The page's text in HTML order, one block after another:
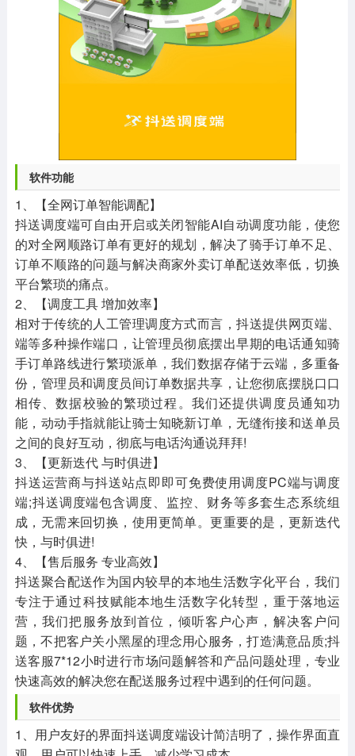
软件功能
1、【全网订单智能调配】
抖送调度端可自由开启或关闭智能AI自动调度功能，使您
的对全网顺路订单有更好的规划，解决了骑手订单不足、
订单不顺路的问题与解决商家外卖订单配送效率低，切换
平台繁琐的痛点。
2、【调度工具 增加效率】
相对于传统的人工管理调度方式而言，抖送提供网页端、
端等多种操作端口，让管理员彻底摆出早期的电话通知骑
手订单路线进行繁琐派单，我们数据存储于云端，多重备
份，管理员和调度员间订单数据共享，让您彻底摆脱口口
相传、数据校验的繁琐过程。我们还提供调度员通知功
能，动动手指就能让骑士知晓新订单，无缝衔接和送单员
之间的良好互动，彻底与电话沟通说拜拜!
3、【更新迭代 与时俱进】
抖送运营商与抖送站点即即可免费使用调度PC端与调度
端;抖送调度端包含调度、监控、财务等多套生态系统组
成，无需来回切换，使用更简单。更重要的是，更新迭代
快，与时俱进!
4、【售后服务 专业高效】
抖送聚合配送作为国内较早的本地生活数字化平台，我们
专注于通过科技赋能本地生活数字化转型，重于落地运
营，我们把服务放到首位，倾听客户心声，解决客户问
题，不把客户关小黑屋的理念用心服务，打造满意品质;抖
送客服7*12小时进行市场问题解答和产品问题处理，专业
快速高效的解决您在配送服务过程中遇到的任何问题。
软件优势
1、用户友好的界面抖送调度端设计简洁明了，操作界面直